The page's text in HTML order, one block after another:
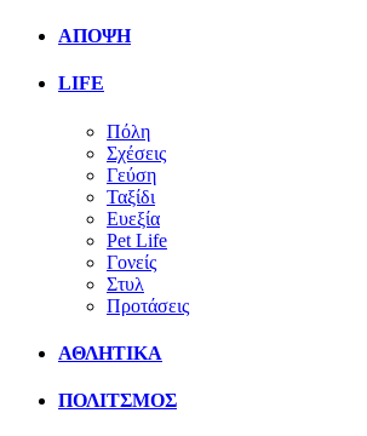
ΑΠΟΨΗ
LIFE
Πόλη
Σχέσεις
Γεύση
Ταξίδι
Ευεξία
Pet Life
Γονείς
Στυλ
Προτάσεις
ΑΘΛΗΤΙΚΑ
ΠΟΛΙΤΣΜΟΣ